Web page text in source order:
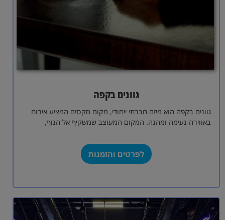
גוונים בקפה
גוונים בקפה הוא מיזם חברתי ייחודי, מקום מקסים המציע אירוח
באווירה נעימה ומהנה. המקום המעוצב שמשקיף אל הנוף,
לפרטים והזמנות